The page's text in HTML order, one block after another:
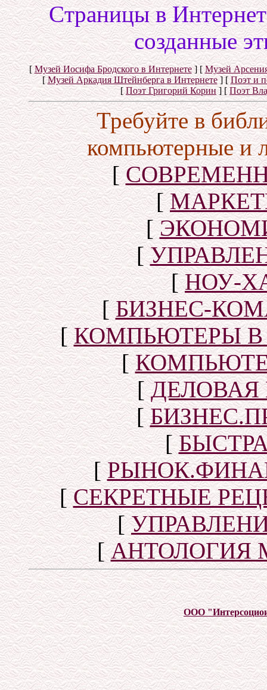
Cтраницы в
созданные
[Музей Иосифа Бродского в Интернете] [Музей
[Музей Аркадия Штейнберга в Интернете] [ Поэт и
[Поэт Григорий Корин] [Поэт
Требуйте в
компьютерные и
[
[
[
[
[НОУ-
[БИЗНЕС-
[КОМПЬЮТЕРЫ В
[
[
[
[
[
[СЕКРЕТНЫЕ
[
[АНТОЛОГИЯ
ООО